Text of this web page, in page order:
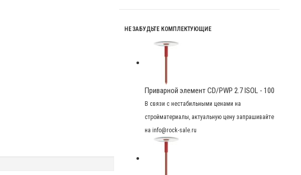
НЕ ЗАБУДЬТЕ КОМПЛЕКТУЮЩИЕ
Приварной элемент CD/PWP 2.7 ISOL - 100
В связи с нестабильными ценами на
стройматериалы, актуальную цену запрашивайте
на info@rock-sale.ru